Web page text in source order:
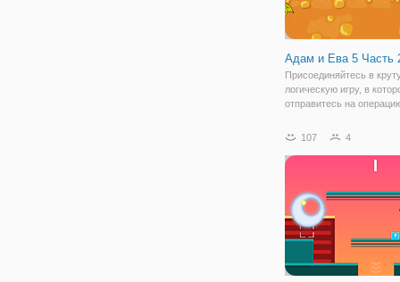
Адам и Ева 5 Часть
Присоединяйтесь в
логическую игру, в
отправитесь на
онлайн игра "Адам и Ева
смекалку и в
духе. В продолжении
107 4